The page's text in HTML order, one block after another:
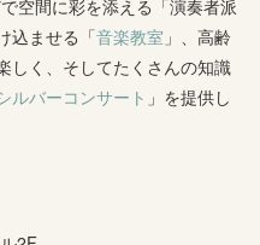
空間に彩を添える「演奏者派
込ませる「音楽教室 」、高齢
しく、そしてたくさんの知識
ルバーコンサート 」を提供し